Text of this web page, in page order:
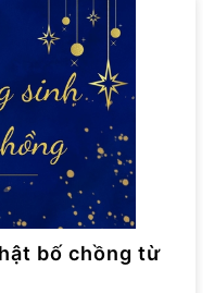
bố chồng từ